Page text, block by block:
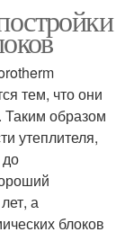
тем, что они
Таким образом
утеплителя,
а
блоков